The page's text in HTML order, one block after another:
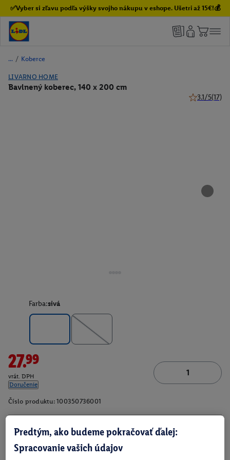
✅Vyber si zľavu podľa výšky svojho nákupu v eshope. Ušetri až 15€!💰
/ Koberce
LIVARNO HOME
Bavlnený koberec, 140 x 200 cm
3.1/5(17)
Farba:sivá
27.99
vrát. DPH
Doručenie
Číslo produktu: 100350736001
O produkte
Predtým, ako budeme pokračovať ďalej:
Spracovanie vašich údajov